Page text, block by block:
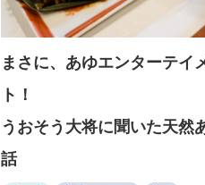
まさに、あゆエンターテイ
ト！
うおそう大将に聞いた天然
話